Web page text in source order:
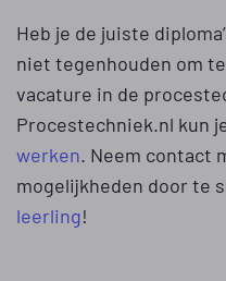
Heb je de juiste
niet tegenhouden om
vacature in de
Procestechniek.nl kun
werken. Neem contact
mogelijkheden door te
leerling!